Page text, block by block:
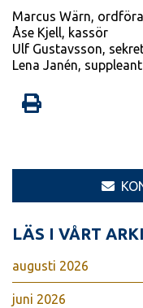
Marcus Wärn,
Åse Kjell, kassör
Ulf Gustavsson,
Lena Janén, suppleant
LÄS I VÅRT
augusti 2026
juni 2026